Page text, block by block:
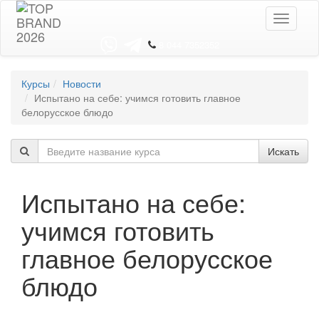
Toggle
Курсы
Новости
Испытано на себе: учимся готовить главное
белорусское блюдо
Искать
Испытано на себе:
учимся готовить
главное белорусское
блюдо